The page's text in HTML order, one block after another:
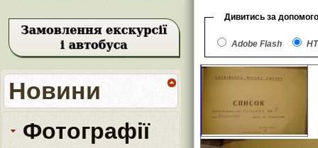
Новини
Фотографії
Дивитись за
Adobe Flash